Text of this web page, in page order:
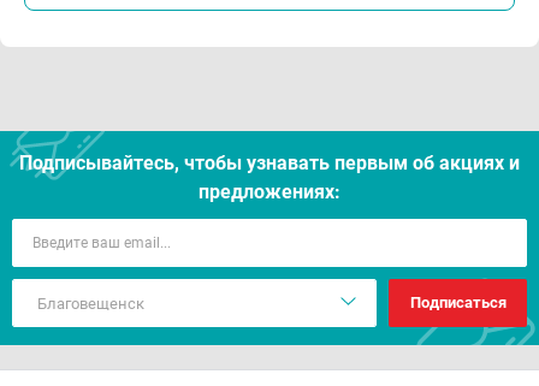
Подписывайтесь, чтобы узнавать первым об акцияx и
предложениях:
Подписаться